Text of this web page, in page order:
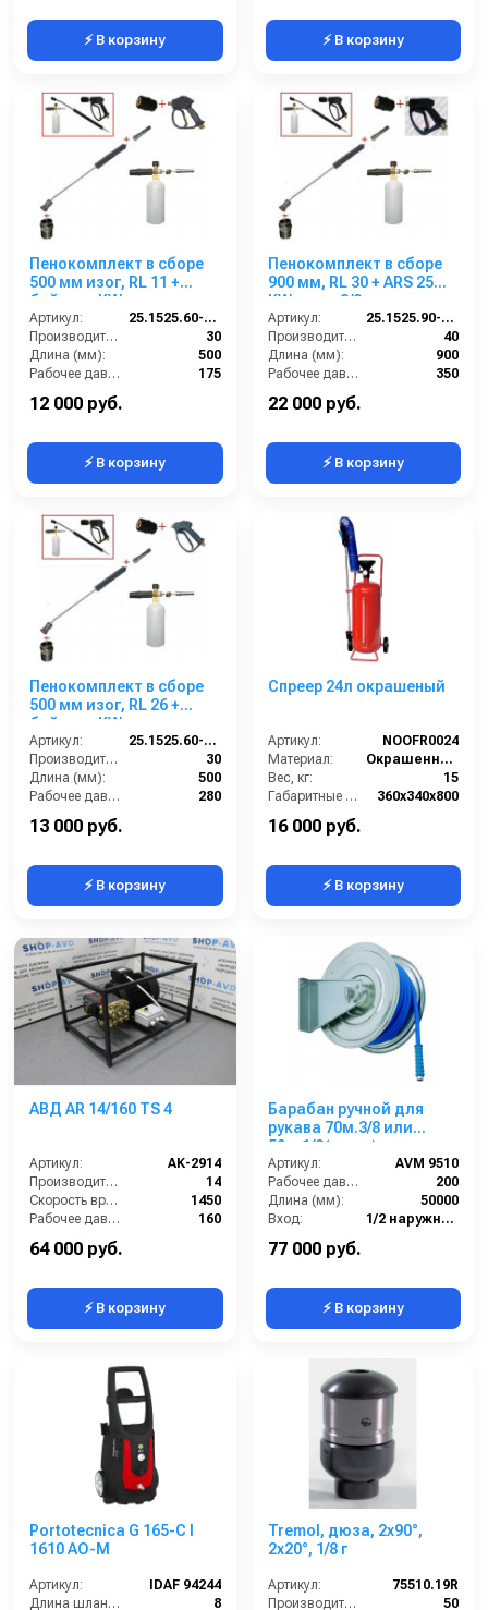
⚡ В корзину ⚡ В корзину
Пенокомплект в сборе
500 мм изог, RL 11 +
байонет KW; вход
М22х1,5ш.
Артикул:
25.1525.60-P11KWизог.
Производительность (л/мин):
30
Длина (мм):
500
Рабочее давление (бар):
175
12 000 руб.
⚡ В корзину
Пенокомплект в сборе
900 мм, RL 30 + ARS 25
KW; вход 3/8ш.
Артикул:
25.1525.90-KW3
Производительность (л/мин):
40
Длина (мм):
900
Рабочее давление (бар):
350
22 000 руб.
⚡ В корзину
Пенокомплект в сборе
500 мм изог, RL 26 +
байонет KW; вход
М22х1,5ш.
Артикул:
25.1525.60-P26KWизог.
Производительность (л/мин):
30
Длина (мм):
500
Рабочее давление (бар):
280
13 000 руб.
⚡ В корзину
Спреер 24л окрашеный
Артикул:
NOOFR0024
Материал:
Окрашенная сталь
Вес, кг:
15
Габаритные размеры, мм:
360x340x800
16 000 руб.
⚡ В корзину
АВД AR 14/160 TS 4
Артикул:
AK-2914
Производительность (л/мин):
14
Скорость вращения (об/мин):
1450
Рабочее давление (бар):
160
64 000 руб.
⚡ В корзину
Барабан ручной для
рукава 70м.3/8 или
50м.1/2(нерж.)
1/2ш.1/2ш. 200 бар.
Артикул:
AVM 9510
Рабочее давление (бар):
200
Длина (мм):
50000
Вход:
1/2 наружняя резьба
77 000 руб.
⚡ В корзину
Portotecnica G 165-C I
1610 AO-M
Артикул:
IDAF 94244
Длина шланга ВД (м):
8
Tremol, дюза, 2x90°,
2x20°, 1/8 г
Артикул:
75510.19R
Производительность (л/мин):
50